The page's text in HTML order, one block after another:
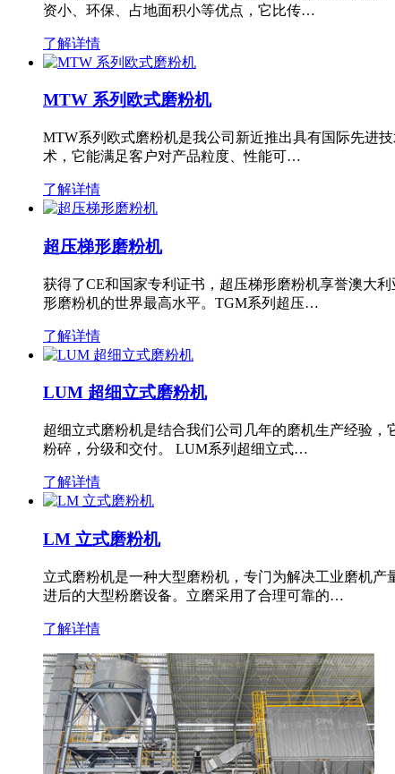
资小、环保、占地面积小等优点，它比传…
了解详情
MTW 系列欧式磨粉机
MTW系列欧式磨粉机是我公司新近推出具有国际先进
术，它能满足客户对产品粒度、性能可…
了解详情
超压梯形磨粉机
获得了CE和国家专利证书，超压梯形磨粉机享誉澳大
形磨粉机的世界最高水平。TGM系列超压…
了解详情
LUM 超细立式磨粉机
超细立式磨粉机是结合我们公司几年的磨机生产经验
粉碎，分级和交付。 LUM系列超细立式…
了解详情
LM 立式磨粉机
立式磨粉机是一种大型磨粉机，专门为解决工业磨机
进后的大型粉磨设备。立磨采用了合理可靠的…
了解详情